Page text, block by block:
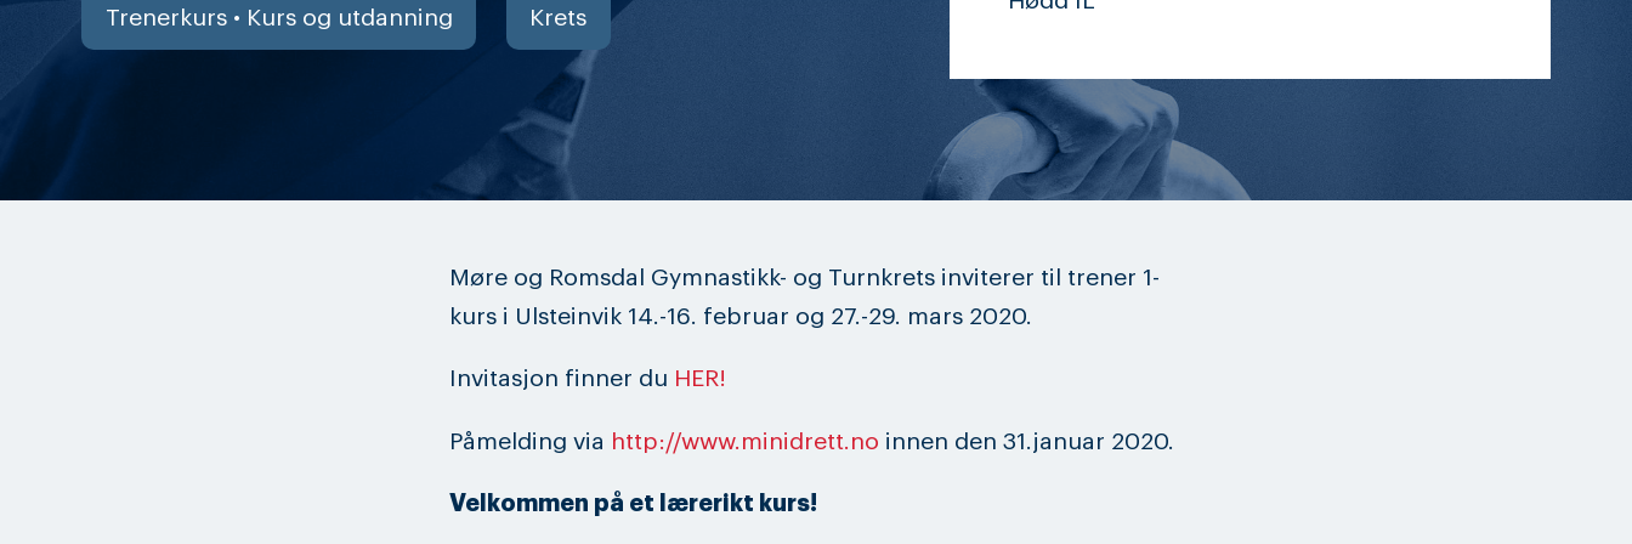
Trenerkurs • Kurs og utdanning Krets
Møre og Romsdal Gymnastikk- og Turnkrets inviterer til trener 1-
kurs i Ulsteinvik 14.-16. februar og 27.-29. mars 2020.
Invitasjon finner du HER!
Påmelding via http://www.minidrett.no innen den 31.januar 2020.
Velkommen på et lærerikt kurs!